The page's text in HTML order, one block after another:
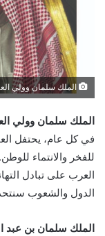
الملك سلمان وولي
الملك سلمان وولي
في كل عام، يحتفل
للفخر والانتماء
العرب على تبادل
الدول والشعوب
الملك سلمان بن عبد